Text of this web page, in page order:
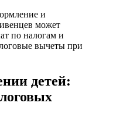
и
может
по налогам и
вычеты при
детей: